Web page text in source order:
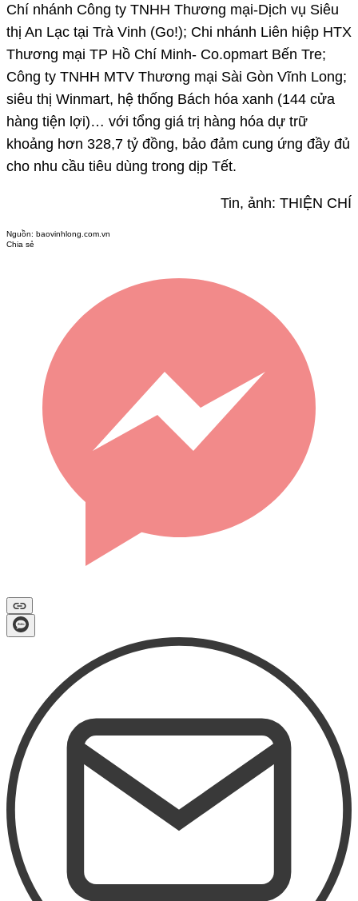
Chí nhánh Công ty TNHH Thương mại-Dịch vụ Siêu
thị An Lạc tại Trà Vinh (Go!); Chi nhánh Liên hiệp HTX
Thương mại TP Hồ Chí Minh- Co.opmart Bến Tre;
Công ty TNHH MTV Thương mại Sài Gòn Vĩnh Long;
siêu thị Winmart, hệ thống Bách hóa xanh (144 cửa
hàng tiện lợi)… với tổng giá trị hàng hóa dự trữ
khoảng hơn 328,7 tỷ đồng, bảo đảm cung ứng đầy đủ
cho nhu cầu tiêu dùng trong dịp Tết.
Tin, ảnh: THIỆN CHÍ
Nguồn: baovinhlong.com.vn
Chia sẻ